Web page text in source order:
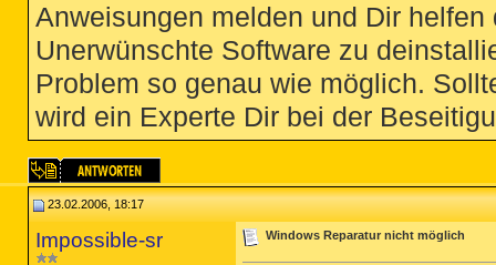
Anweisungen melden und Dir
Unerwünschte Software zu
Problem so genau wie möglich.
wird ein Experte Dir bei der
23.02.2006, 18:17
Impossible-sr Windows Reparatur nicht möglich